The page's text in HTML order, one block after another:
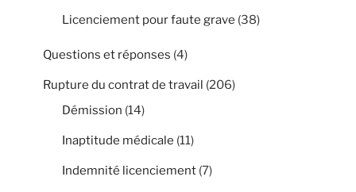
Licenciement pour faute grave (38)
Questions et réponses (4)
Rupture du contrat de travail (206)
Démission (14)
Inaptitude médicale (11)
Indemnité licenciement (7)